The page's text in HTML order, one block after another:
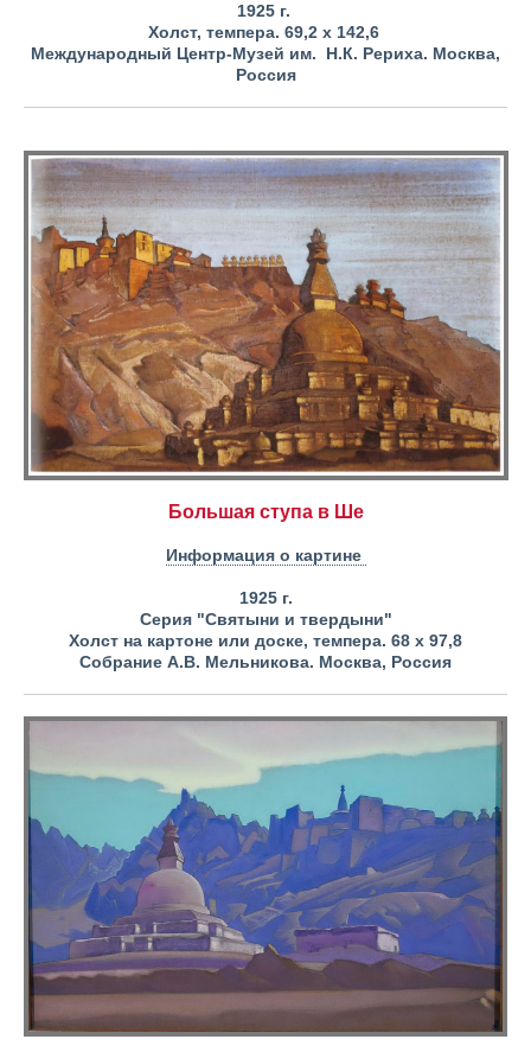
1925 г.
Холст, темпера. 69,2 x 142,6
Международный Центр-Музей им. Н.К. Рериха. Москва,
Россия
Большая ступа в Ше
Информация о картине
1925 г.
Серия "Святыни и твердыни"
Холст на картоне или доске, темпера. 68 х 97,8
Собрание А.В. Мельникова. Москва, Россия